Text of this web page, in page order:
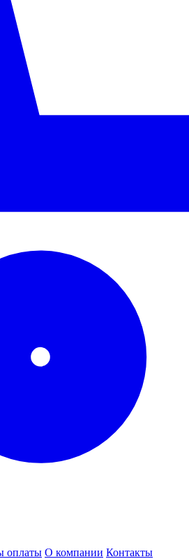
оплаты О компании Контакты